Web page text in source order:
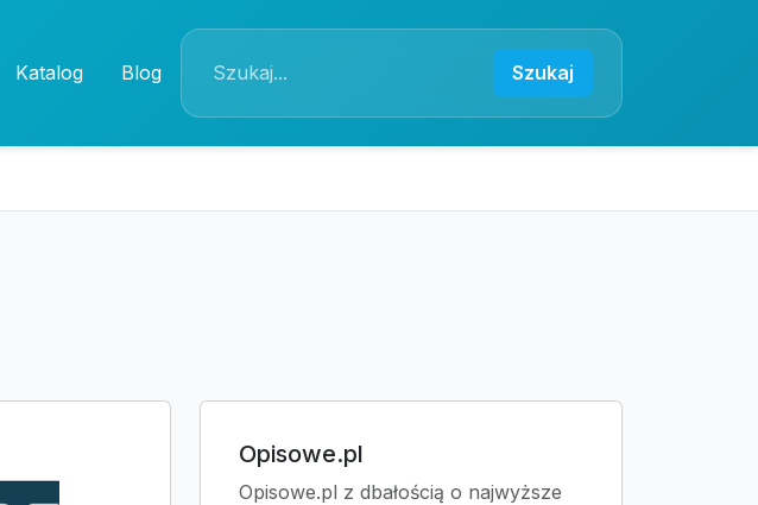
Katalog Blog Szukaj
Opisowe.pl
Opisowe.pl z dbałością o najwyższe